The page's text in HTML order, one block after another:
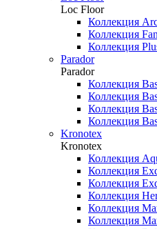
Loc Floor
Коллекция
Коллекция
Коллекция
Parador
Parador
Коллекция
Коллекция
Коллекция
Коллекция
Kronotex
Kronotex
Коллекция
Коллекция
Коллекция
Коллекция
Коллекция
Коллекция